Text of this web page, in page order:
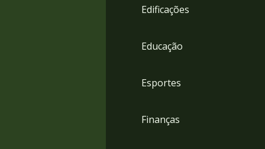
Edificações
Educação
Esportes
Finanças